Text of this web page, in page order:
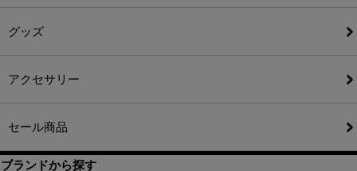
グッズ
アクセサリー
セール商品
ブランドから探す